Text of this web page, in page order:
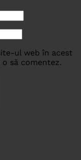
ul web în acest
să comentez.